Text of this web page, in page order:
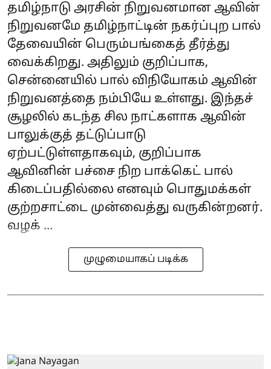
தமிழ்நாடு அரசின் நிறுவனமான ஆவின்
நிறுவனமே தமிழ்நாட்டின் நகர்ப்புற பால்
தேவையின் பெரும்பங்கைத் தீர்த்து
வைக்கிறது. அதிலும் குறிப்பாக,
சென்னையில் பால் விநியோகம் ஆவின்
நிறுவனத்தை நம்பியே உள்ளது. இந்தச்
சூழலில் கடந்த சில நாட்களாக ஆவின்
பாலுக்குத் தட்டுப்பாடு
ஏற்பட்டுள்ளதாகவும், குறிப்பாக
ஆவினின் பச்சை நிற‌ பாக்கெட் பால்
கிடைப்பதில்லை எனவும் பொதுமக்கள்
குற்றசாட்டை முன்வைத்து வருகின்றனர்.
வழக் ...
முழுமையாகப் படிக்க